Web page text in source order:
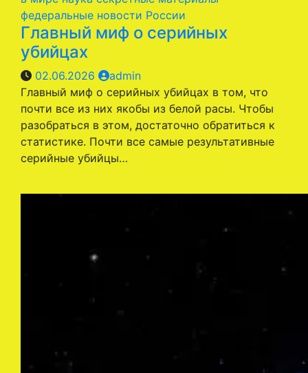
федеральные новости России
Главный миф о серийных
убийцах
02.06.2026
admin
Главный миф о серийных убийцах в том, что
почти все из них якобы из белой расы. Чтобы
разобраться в этом, достаточно обратиться к
статистике. Почти все самые результативные
серийные убийцы…